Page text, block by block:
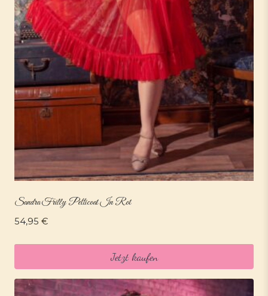
Sandra Frilly Petticoat In Rot
54,95 €
Jetzt kaufen